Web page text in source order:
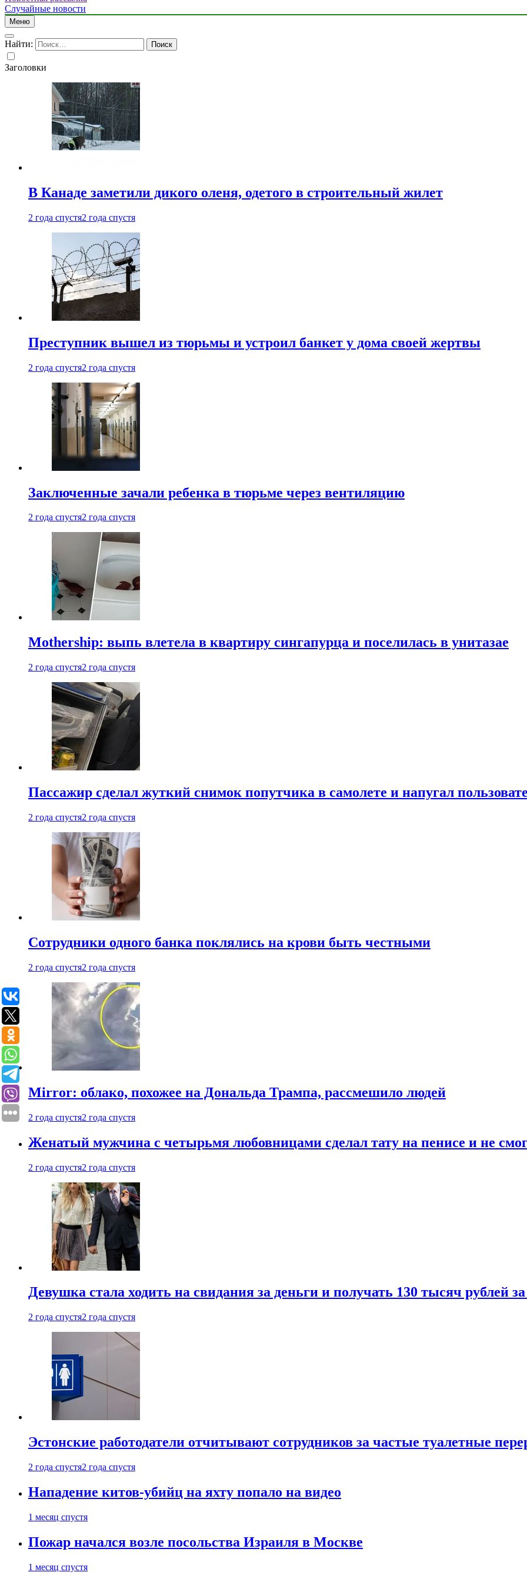
Случайные новости
Меню
Найти:
Заголовки
В Канаде заметили дикого оленя, одетого в строительный жилет
2 года спустя2 года спустя
Преступник вышел из тюрьмы и устроил банкет у дома своей жертвы
2 года спустя2 года спустя
Заключенные зачали ребенка в тюрьме через вентиляцию
2 года спустя2 года спустя
Mothership: выпь влетела в квартиру сингапурца и поселилась в унитазае
2 года спустя2 года спустя
Пассажир сделал жуткий снимок попутчика в самолете и напугал
2 года спустя2 года спустя
Сотрудники одного банка поклялись на крови быть честными
2 года спустя2 года спустя
Mirror: облако, похожее на Дональда Трампа, рассмешило людей
2 года спустя2 года спустя
Женатый мужчина с четырьмя любовницами сделал тату на пенисе и не
2 года спустя2 года спустя
Девушка стала ходить на свидания за деньги и получать 130 тысяч рублей
2 года спустя2 года спустя
Эстонские работодатели отчитывают сотрудников за частые туалетные
2 года спустя2 года спустя
Нападение китов-убийц на яхту попало на видео
1 месяц спустя
Пожар начался возле посольства Израиля в Москве
1 месяц спустя